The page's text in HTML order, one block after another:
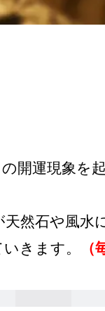
開運現象を
然石や風水
きます。